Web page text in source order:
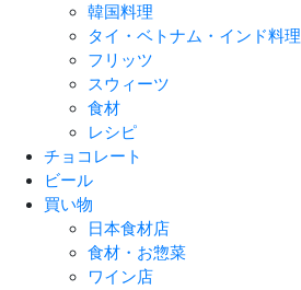
韓国料理
タイ・ベトナム・インド料理
フリッツ
スウィーツ
食材
レシピ
チョコレート
ビール
買い物
日本食材店
食材・お惣菜
ワイン店